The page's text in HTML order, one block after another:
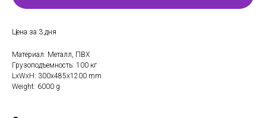
Цена за 3 дня
Материал: Металл, ПВХ
Грузоподъемность: 100 кг
LxWxH: 300x485x1200 mm
Weight: 6000 g